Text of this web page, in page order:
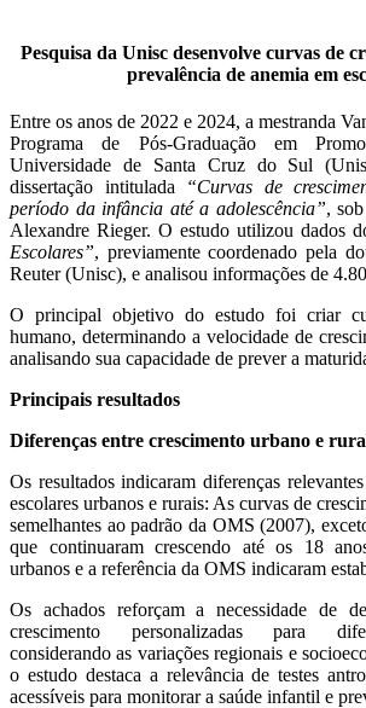
Pesquisa da Unisc desenvolve curvas de
prevalência de anemia em
Entre os anos de 2022 e 2024, a mestranda
Programa de Pós-Graduação em
Universidade de Santa Cruz do Sul
dissertação intitulada
“Curvas de
período da infância até a adolescência”,
Alexandre Rieger. O estudo utilizou dados
Escolares”, previamente coordenado pela
Reuter (Unisc), e analisou informações de
O principal objetivo do estudo foi criar
humano, determinando a velocidade de
analisando sua capacidade de prever a
Principais resultados
Diferenças entre crescimento urbano e
Os resultados indicaram diferenças
escolares urbanos e rurais: As curvas de
semelhantes ao padrão da OMS (2007),
que continuaram crescendo até os 18
urbanos e a referência da OMS indicaram
Os achados reforçam a necessidade de
crescimento personalizadas para
considerando as variações regionais e
o estudo destaca a relevância de testes
acessíveis para monitorar a saúde infantil e